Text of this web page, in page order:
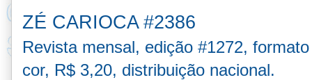
ZÉ CARIOCA #2386
Revista mensal, edição #1272,
cor, R$ 3,20, distribuição nacional.